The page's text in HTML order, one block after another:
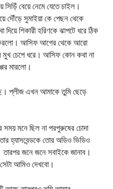
বেয়ে নেমে যেতে চাইল।
দৌঁড়ে সুমাইয়া কে পেছন থেকে
শিকারী হরিণকে ঝাপটে ধরে ঠিক
করলো। আসিফ আগের থেকে আরো
মুখ চেপে ধরে। আসিফ কোন কথা না
মারলো।
প্লীজ এখন আমাকে তুমি ছেড়ে
মনে ছিল না পরপুরুষের চোদা
হ্যাসবেন্ডকে তোর অডিও ভিডিও
জনে জনে সবাইকে জানাব।
আমিও দেখবো।